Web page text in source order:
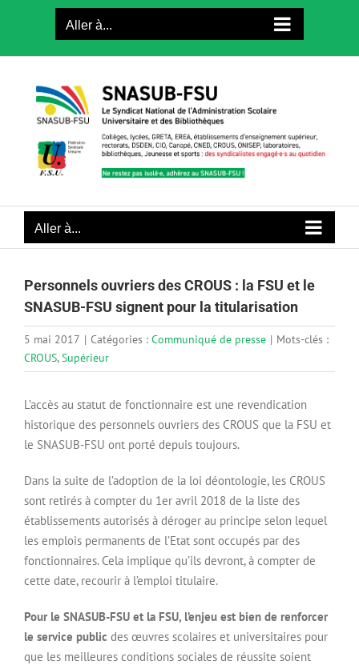
Aller à...
Aller à...
Personnels ouvriers des CROUS : la FSU et le
SNASUB-FSU signent pour la titularisation
5 mai 2017 | Catégories : Communiqué de presse | Mots-clés :
CROUS, Supérieur
L’accès au statut de fonctionnaire est une revendication
historique des personnels ouvriers des CROUS que la FSU et
le SNASUB-FSU ont porté depuis toujours.
Dans la suite de l’adoption de la loi déontologie, les CROUS
sont retirés à compter du 1er avril 2018 de la liste des
établissements autorisés à déroger au principe selon lequel
les emplois permanents de l’Etat sont occupés par des
fonctionnaires. Cela implique qu’ils devront, à compter de
cette date, recourir à l’emploi titulaire.
Pour le SNASUB-FSU et la FSU, l’enjeu est bien de renforcer
le service public des œuvres scolaires et universitaires pour
que les meilleures conditions sociales de réussite soient